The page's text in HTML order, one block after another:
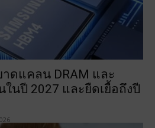
ดแคลน DRAM และ
ในปี 2027 และยืดเยื้อถึงปี